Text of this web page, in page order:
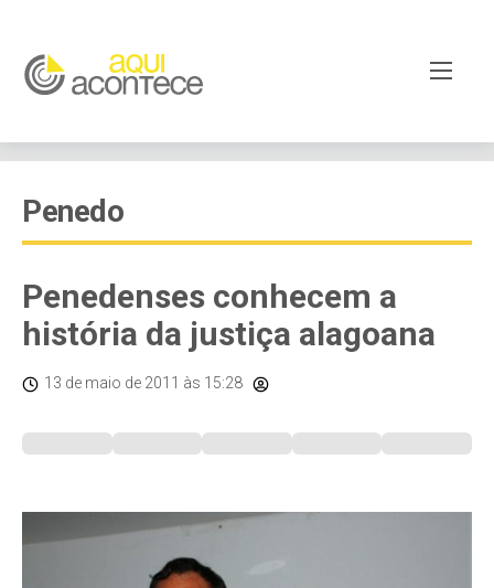
Penedo
Penedenses conhecem a
história da justiça alagoana
13 de maio de 2011 às 15:28